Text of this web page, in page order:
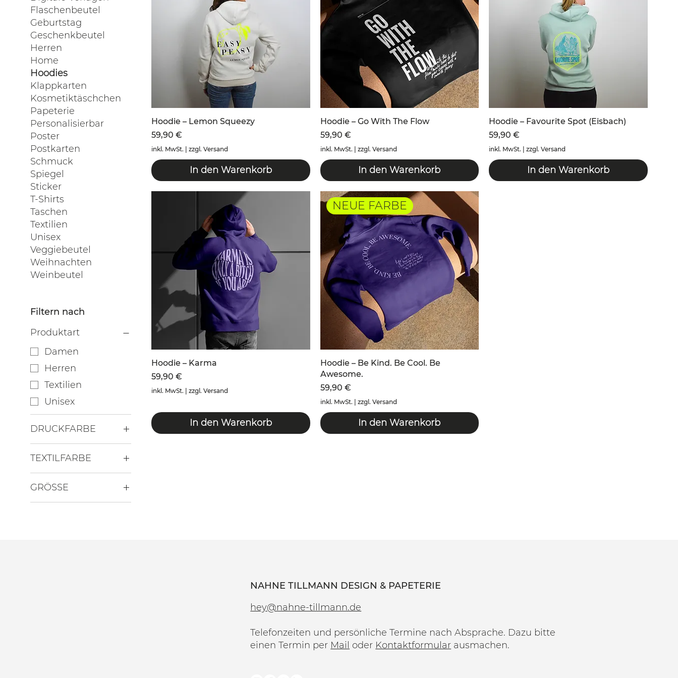
Flaschenbeutel
Geburtstag
Geschenkbeutel
Herren
Home
Hoodies
Klappkarten
Kosmetiktäschchen
Papeterie
Personalisierbar
Poster
Postkarten
Schmuck
Spiegel
Sticker
T-Shirts
Taschen
Textilien
Unisex
Veggiebeutel
Weihnachten
Weinbeutel
Filtern nach
Produktart
Damen
Herren
Textilien
Unisex
DRUCKFARBE
TEXTILFARBE
GRÖSSE
2XL
Hoodie – Lemon Squeezy
Preis
59,90 €
inkl. MwSt. | zzgl. Versand
In den Warenkorb
Hoodie – Go With The Flow
Preis
59,90 €
inkl. MwSt. | zzgl. Versand
In den Warenkorb
Hoodie – Favourite Spot (Eisbach)
Preis
59,90 €
inkl. MwSt. |zzgl. Versand
In den Warenkorb
Hoodie – Karma
Preis
59,90 €
inkl. MwSt. zzgl. Versand
In den Warenkorb
NEUE FARBE
Hoodie – Be Kind. Be Cool. Be
Awesome.
Preis
59,90 €
inkl. MwSt. zzgl. Versand
In den Warenkorb
NAHNE TILLMANN DESIGN & PAPETERIE
hey@nahne-tillmann.de
Telefonzeiten und persönliche Termine nach Absprache. Dazu bitte
einen Termin per Mail oder Kontaktformular ausmachen.